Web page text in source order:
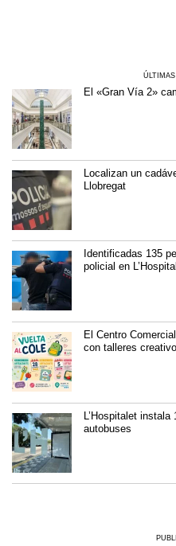
El «Gran Vía 2»
Localizan un
Llobregat
Identificadas 135
policial en
El Centro
con talleres
L’Hospitalet
autobuses